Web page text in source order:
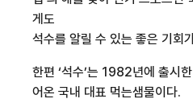
게도
석수를 알릴 수 있는 좋은 기회
한편 ‘석수’는 1982년에 출시
어온 국내 대표 먹는샘물이다.